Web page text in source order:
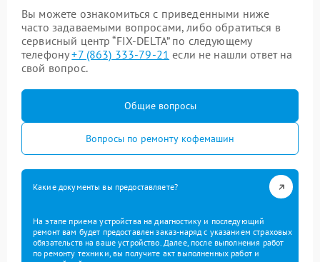
Вы можете ознакомиться с приведенными ниже
часто задаваемыми вопросами, либо обратиться в
сервисный центр “FIX-DELTA” по следующему
телефону+7 (863) 333-79-21 если не нашли ответ на
свой вопрос.
Общие вопросы
Вопросы по ремонту кофемашин
Какие документы вы предоставляете?
На этапе приема устройства на диагностику и последующий
ремонт вам будет предоставлен заказ-наряд с указанием страховых
обязательств на ваше устройство. Далее, после выполнения работ
по ремонту техники, вы получите акт выполненных работ и